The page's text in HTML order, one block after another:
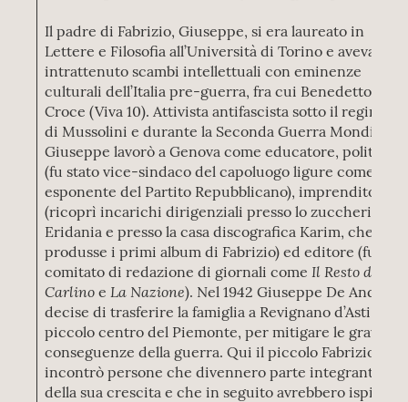
Il padre di Fabrizio, Giuseppe, si era laureato in
Lettere e Filosofia all’Università di Torino e aveva
intrattenuto scambi intellettuali con eminenze
culturali dell’Italia pre-guerra, fra cui Benedetto
Croce (Viva 10). Attivista antifascista sotto il regime
di Mussolini e durante la Seconda Guerra Mondiale,
Giuseppe lavorò a Genova come educatore, politico
(fu stato vice-sindaco del capoluogo ligure come
esponente del Partito Repubblicano), imprenditore
(ricoprì incarichi dirigenziali presso lo zuccherificio
Eridania e presso la casa discografica Karim, che poi
produsse i primi album di Fabrizio) ed editore (fu nel
comitato di redazione di giornali comeIl Resto del
Carlino eLa Nazione). Nel 1942 Giuseppe De André
decise di trasferire la famiglia a Revignano d’Asti, un
piccolo centro del Piemonte, per mitigare le gravi
conseguenze della guerra. Qui il piccolo Fabrizio
incontrò persone che divennero parte integrante
della sua crescita e che in seguito avrebbero ispirato